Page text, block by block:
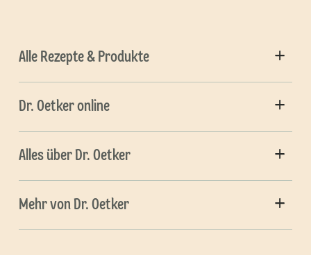
Alle Rezepte & Produkte
Dr. Oetker online
Alles über Dr. Oetker
Mehr von Dr. Oetker